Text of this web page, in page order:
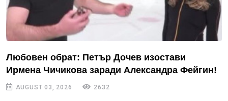
Любовен обрат: Петър Дочев изостави
Ирмена Чичикова заради Александра Фейгин!
AUGUST 03, 2026 2632